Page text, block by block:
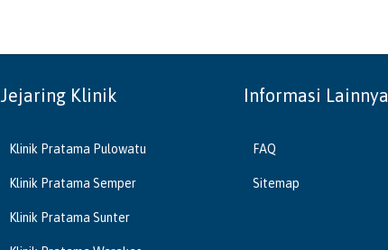
Jejaring Klinik
Klinik Pratama Pulowatu
Klinik Pratama Semper
Klinik Pratama Sunter
Informasi Lainnya
FAQ
Sitemap